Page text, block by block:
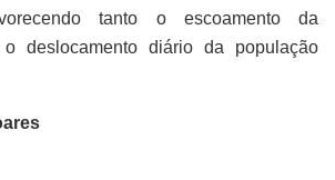
tanto o escoamento da
o deslocamento diário da população